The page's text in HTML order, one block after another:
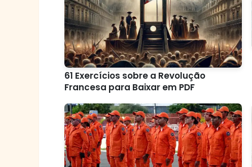
61 Exercícios sobre a Revolução
Francesa para Baixar em PDF